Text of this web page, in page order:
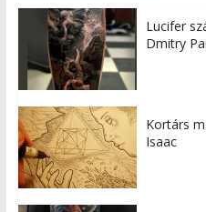
Lucifer
Dmitry
Kortárs
Isaac